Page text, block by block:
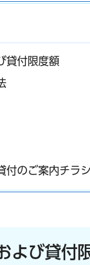
貸付限度額
付のご案内チラシ
よび貸付